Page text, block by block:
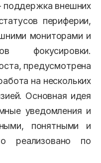
внешних
периферии,
мониторами и
фокусировки.
предусмотрена
на нескольких
Основная идея
уведомления и
понятными и
реализовано по